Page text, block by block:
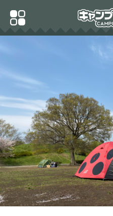
Primary
Menu
OUTDOOR MAN(アウトド
アマン) TEN-TEN テンテン
ドーム型テント KOTT-002
R | キャンプ アウトドア
かわいい キュート グラン
ピング 目立つ グランドシ
ート付き | 4~5人用 大型
サイズ│使用時サイズ 約W
3000×D4800×H1900ｍｍ
インナーサイズ 約W2850
×D2850×H1800ｍｍ